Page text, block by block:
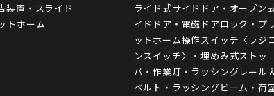
装置・スライド
トホーム
ライド式サイドドア・オープン
イドドア・電磁ドアロック・プ
ットホーム操作スイッチ〈ラジ
ンスイッチ〉・埋めみ式ストッ
パ・作業灯・ラッシングレール
ベルト・ラッシングビーム・荷